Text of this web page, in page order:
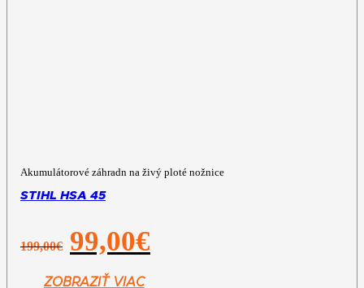
Akumulátorové záhradn na živý ploté nožnice
STIHL HSA 45
199,00€
Pôvodná
cena
199,00€.
99,00€
ZOBRAZIŤ VIAC